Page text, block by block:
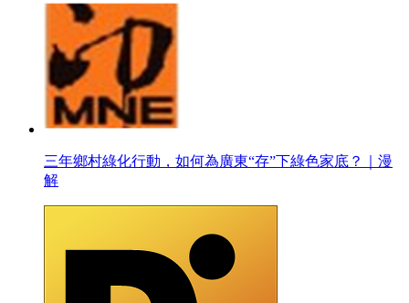
三年鄉村綠化行動，如何為廣東“存”下綠色家底？｜漫
解